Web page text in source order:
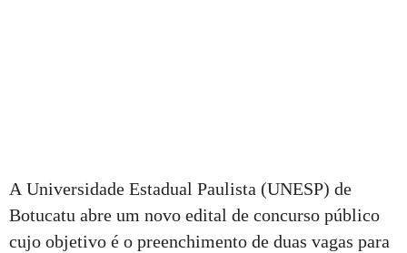
A Universidade Estadual Paulista (UNESP) de
Botucatu abre um novo edital de concurso público
cujo objetivo é o preenchimento de duas vagas para